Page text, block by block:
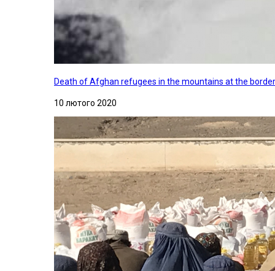
Death of Afghan refugees in the mountains at the
10 лютого 2020